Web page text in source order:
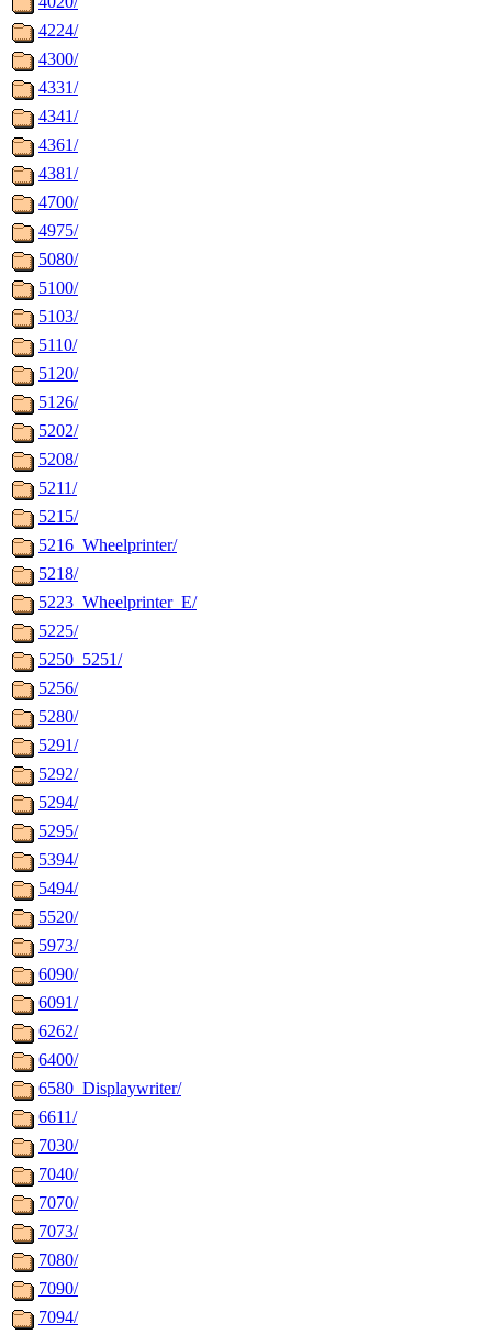
4224/
4300/
4331/
4341/
4361/
4381/
4700/
4975/
5080/
5100/
5103/
5110/
5120/
5126/
5202/
5208/
5211/
5215/
5216_Wheelprinter/
5218/
5223_Wheelprinter_E/
5225/
5250_5251/
5256/
5280/
5291/
5292/
5294/
5295/
5394/
5494/
5520/
5973/
6090/
6091/
6262/
6400/
6580_Displaywriter/
6611/
7030/
7040/
7070/
7073/
7080/
7090/
7094/